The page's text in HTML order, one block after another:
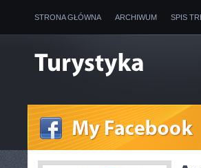
STRONA GŁÓWNA ARCHIWUM SPIS